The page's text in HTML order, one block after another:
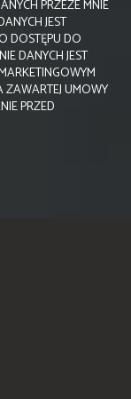
PRZEZE MNIE
JEST
DOSTĘPU DO
DANYCH JEST
UMOWY
PRZED